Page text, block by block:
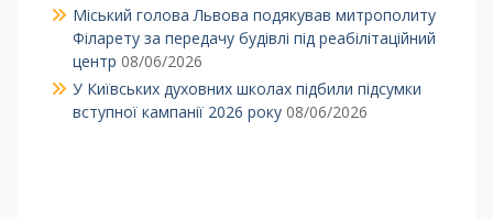
Міський голова Львова подякував митрополиту
Філарету за передачу будівлі під реабілітаційний
центр 08/06/2026
У Київських духовних школах підбили підсумки
вступної кампанії 2026 року 08/06/2026